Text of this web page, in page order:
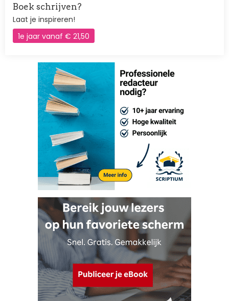
Boek schrijven?
Laat je inspireren!
1e jaar vanaf € 21,50